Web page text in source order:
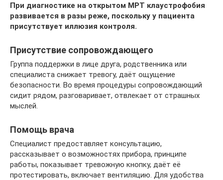
При диагностике на открытом МРТ клаустрофобия
развивается в разы реже, поскольку у пациента
присутствует иллюзия контроля.
Присутствие сопровождающего
Группа поддержки в лице друга, родственника или
специалиста снижает тревогу, даёт ощущение
безопасности. Во время процедуры сопровождающий
сидит рядом, разговаривает, отвлекает от страшных
мыслей.
Помощь врача
Специалист предоставляет консультацию,
рассказывает о возможностях прибора, принципе
работы, показывает тревожную кнопку, даёт её
протестировать, включает вентиляцию. Для удобства